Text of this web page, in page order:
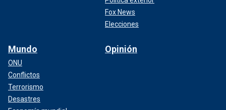
Fox News
Elecciones
Mundo
ONU
Conflictos
Terrorismo
Desastres
Opinión